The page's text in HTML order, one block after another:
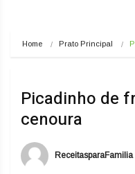
Home Prato Principal
Picadinho de
cenoura
ReceitasparaFamilia